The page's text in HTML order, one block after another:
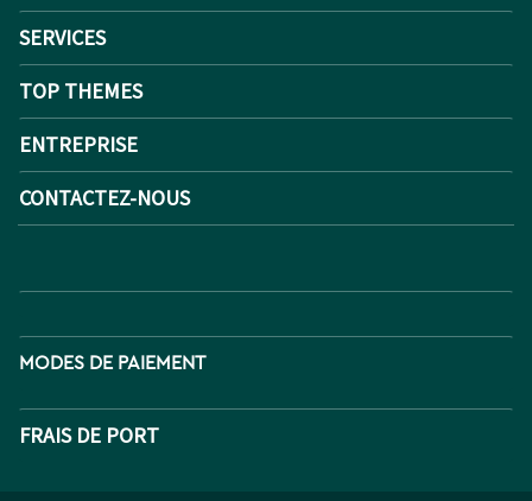
SERVICES
TOP THEMES
ENTREPRISE
CONTACTEZ-NOUS
MODES DE PAIEMENT
FRAIS DE PORT